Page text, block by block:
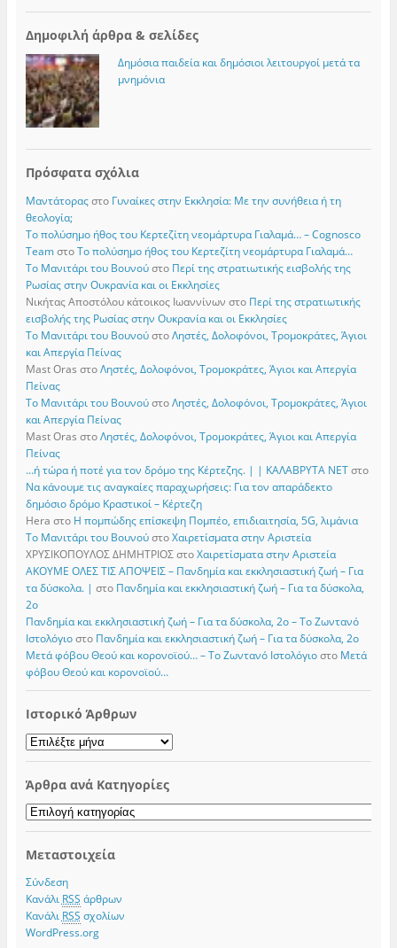
Δημοφιλή άρθρα & σελίδες
Δημόσια παιδεία και δημόσιοι λειτουργοί μετά τα
μνημόνια
Πρόσφατα σχόλια
Μαντάτοραςστο Γυναίκες στην Εκκλησία: Με την συνήθεια ή τη
θεολογία;
Το πολύσημο ήθος του Κερτεζίτη νεομάρτυρα Γιαλαμά… – Cognosco
TeamστοΤο πολύσημο ήθος του Κερτεζίτη νεομάρτυρα Γιαλαμά…
Το Μανιτάρι του Βουνούστο Περί της στρατιωτικής εισβολής της
Ρωσίας στην Ουκρανία και οι Εκκλησίες
Νικήτας Αποστόλου κάτοικος Ιωαννίνων στο Περί της στρατιωτικής
εισβολής της Ρωσίας στην Ουκρανία και οι Εκκλησίες
Το Μανιτάρι του ΒουνούστοΛηστές, Δολοφόνοι, Τρομοκράτες, Άγιοι
και Απεργία Πείνας
Mast Oras στοΛηστές, Δολοφόνοι, Τρομοκράτες, Άγιοι και Απεργία
Πείνας
Το Μανιτάρι του ΒουνούστοΛηστές, Δολοφόνοι, Τρομοκράτες, Άγιοι
και Απεργία Πείνας
Mast Oras στοΛηστές, Δολοφόνοι, Τρομοκράτες, Άγιοι και Απεργία
Πείνας
…ή τώρα ή ποτέ για τον δρόμο της Κέρτεζης. | | ΚΑΛΑΒΡΥΤΑ ΝΕΤστο
Να κάνουμε τις αναγκαίες παραχωρήσεις: Για τον απαράδεκτο
δημόσιο δρόμο Κραστικοί – Κέρτεζη
Hera στο Η πομπώδης επίσκεψη Πομπέο, επιδιαιτησία, 5G, λιμάνια
Το Μανιτάρι του ΒουνούστοΧαιρετίσματα στην Αριστεία
ΧΡΥΣΙΚΟΠΟΥΛΟΣ ΔΗΜΗΤΡΙΟΣστοΧαιρετίσματα στην Αριστεία
ΑΚΟΥΜΕ ΟΛΕΣ ΤΙΣ ΑΠΟΨΕΙΣ – Πανδημία και εκκλησιαστική ζωή – Για
τα δύσκολα. | στο Πανδημία και εκκλησιαστική ζωή – Για τα δύσκολα,
2ο
Πανδημία και εκκλησιαστική ζωή – Για τα δύσκολα, 2ο – Το Zωντανό
Iστολόγιοστο Πανδημία και εκκλησιαστική ζωή – Για τα δύσκολα, 2ο
Μετά φόβου Θεού και κορονοϊού… – Το Zωντανό Iστολόγιοστο Μετά
φόβου Θεού και κορονοϊού…
Ιστορικό Άρθρων
Ιστορικό
Άρθρων
Άρθρα ανά Κατηγορίες
Άρθρα
ανά
Μεταστοιχεία
Σύνδεση
Κανάλι RSS άρθρων
Κανάλι RSS σχολίων
WordPress.org